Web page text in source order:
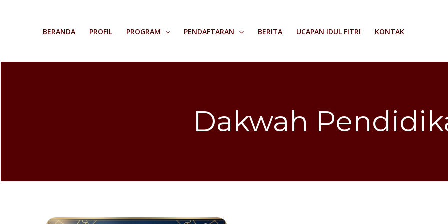
BERANDA PROFIL PROGRAM PENDAFTARAN BERITA UCAPAN IDUL FITRI KONTAK
Dakwah